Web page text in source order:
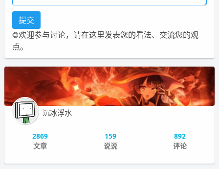
◎欢迎参与讨论，请在这里发表您的看法、交流您的观
点。
沉冰浮水
2869
文章
159
说说
892
评论